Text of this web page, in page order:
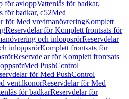
för avloppVattenlås för badkar,
för badkar, d52Med
för Med vredmanövreringKomplett
Reservdelar för Komplett frontsats för
och inloppsrörReservdelar
inloppsrörKomplett frontsats för
Reservdelar för Komplett frontsats
Med PushControl
för Med PushControl
ventilkonorReservdelar för Med
för badkarReservdelar för